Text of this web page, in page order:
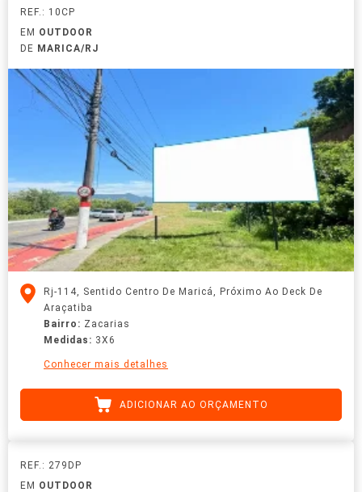
REF.: 10CP
EM OUTDOOR
DE MARICA/RJ
Rj-114, Sentido Centro De Maricá, Próximo Ao Deck De
Araçatiba
Bairro: Zacarias
Medidas: 3X6
Conhecer mais detalhes
ADICIONAR AO ORÇAMENTO
REF.: 279DP
EM OUTDOOR